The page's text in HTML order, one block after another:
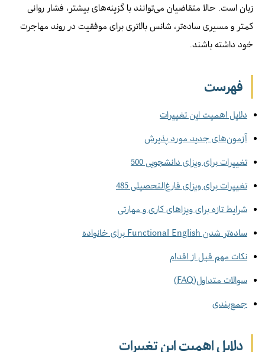
زبان است. حالا متقاضیان می‌توانند با گزینه‌های بیشتر، فشار روانی
کمتر و مسیری ساده‌تر، شانس بالاتری برای موفقیت در روند مهاجرت
خود داشته باشند.
فهرست
دلایل اهمیت این تغییرات
آزمون‌های جدید مورد پذیرش
تغییرات برای ویزای دانشجویی 500
تغییرات برای ویزای فارغ‌التحصیلی 485
شرایط تازه برای ویزاهای کاری و مهارتی
ساده‌تر شدن Functional English برای خانواده
نکات مهم قبل از اقدام
سوالات متداول(FAQ)
جمع‌بندی
دلایل اهمیت این تغییرات